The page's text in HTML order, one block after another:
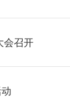
会召开